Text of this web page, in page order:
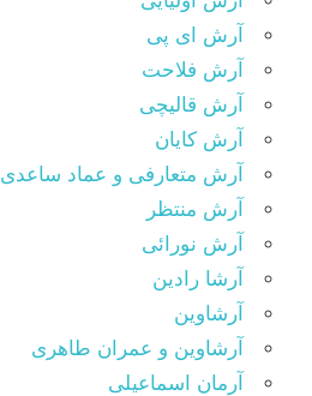
آرش ای پی
آرش فلاحت
آرش قالیچی
آرش کایان
آرش متعارفی و عماد ساعدی
آرش منتظر
آرش نورائی
آرشا رادین
آرشاوین
آرشاوین و عمران طاهری
آرمان اسماعیلی